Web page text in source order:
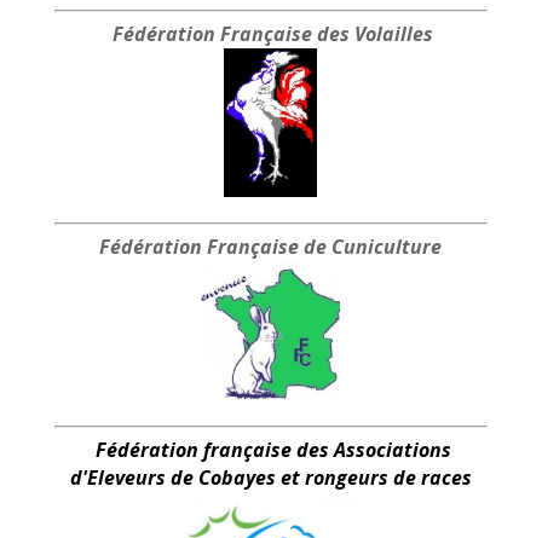
Fédération Française des Volailles
Fédération Française de Cuniculture
Fédération française des Associations
d'Eleveurs de Cobayes et rongeurs de races